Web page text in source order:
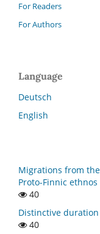
For Readers
For Authors
Language
Deutsch
English
Migrations from
Proto-Finnic ethnos
40
Distinctive
40